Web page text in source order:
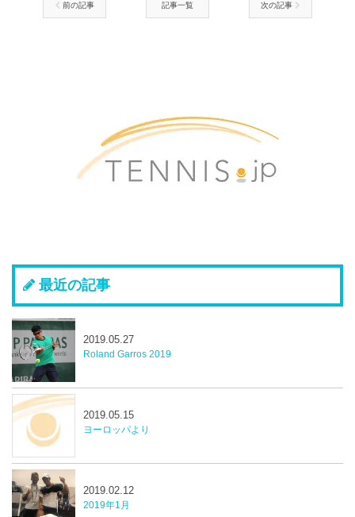
前の記事 記事一覧 次の記事
最近の記事
Roland Garros 2019
2019.05.27
ヨーロッパより
2019.05.15
2019年1月
2019.02.12